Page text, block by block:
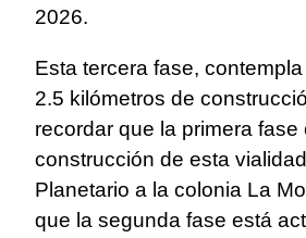
2026.
Esta tercera fase,
2.5 kilómetros de
recordar que la primera
construcción de esta
Planetario a la colonia La
que la segunda fase está